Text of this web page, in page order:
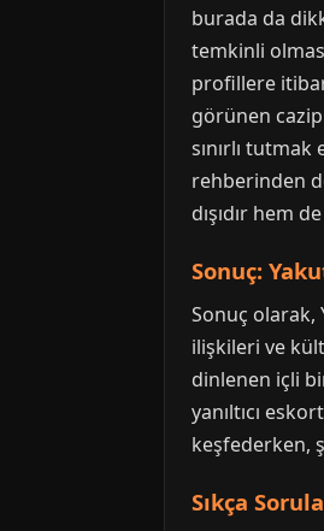
burada da
temkinli
profillere
görünen cazip
sınırlı
rehberinden
dışıdır hem
Sonuç:
Sonuç olarak,
ilişkileri ve
dinlenen içli
yanıltıcı
keşfederken,
Sıkça